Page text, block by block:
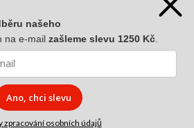
a.s. Pokyny k převzetí zásilky
údajů|Affiliate spolupráce
našeho
na e-mail zašleme slevu 1250 Kč
Ano, chci slevu
zpracování osobních údajů